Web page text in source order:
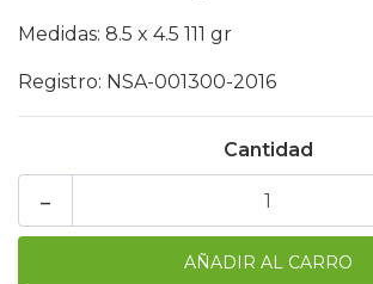
Medidas: 8.5 x 4.5 111 gr
Registro: NSA-001300-2016
Cantidad
-